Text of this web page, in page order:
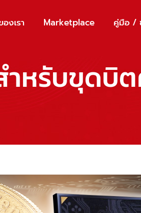
งเรา Marketplace คู่มือ /
หรับขุดบิ